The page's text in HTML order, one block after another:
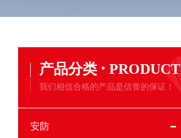
产品分类 · PRODUCT
我们相信合格的产品是信誉的保证！
安防